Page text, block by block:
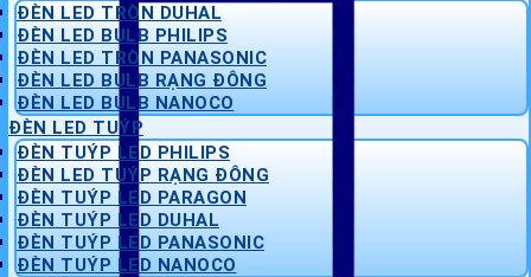
ĐÈN LED TRÒN DUHAL
ĐÈN LED BULB PHILIPS
ĐÈN LED TRÒN PANASONIC
ĐÈN LED BULB RẠNG ĐÔNG
ĐÈN LED BULB NANOCO
ĐÈN LED TUÝP
ĐÈN TUÝP LED PHILIPS
ĐÈN LED TUÝP RẠNG ĐÔNG
ĐÈN TUÝP LED PARAGON
ĐÈN TUÝP LED DUHAL
ĐÈN TUÝP LED PANASONIC
ĐÈN TUÝP LED NANOCO